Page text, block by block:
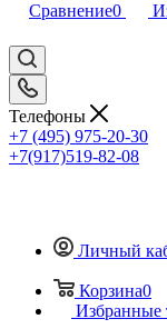
Сравнение0
Телефоны
+7 (495) 975-20-30
+7(917)519-82-08
Личный
Корзина0
Избранные